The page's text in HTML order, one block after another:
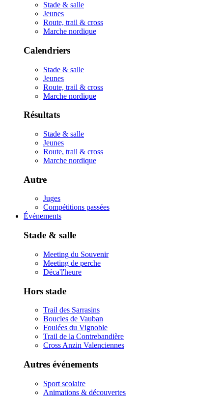
Stade & salle
Jeunes
Route, trail & cross
Marche nordique
Calendriers
Stade & salle
Jeunes
Route, trail & cross
Marche nordique
Résultats
Stade & salle
Jeunes
Route, trail & cross
Marche nordique
Autre
Juges
Compétitions passées
Événements
Stade & salle
Meeting du Souvenir
Meeting de perche
Déca'l'heure
Hors stade
Trail des Sarrasins
Boucles de Vauban
Foulées du Vignoble
Trail de la Contrebandière
Cross Anzin Valenciennes
Autres événements
Sport scolaire
Animations & découvertes